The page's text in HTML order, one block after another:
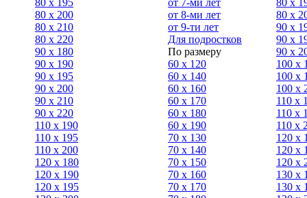
80 х 195
80 х 200
80 x 210
80 x 220
90 x 180
90 х 190
90 х 195
90 х 200
90 x 210
90 x 220
110 x 190
110 x 195
110 x 200
120 x 180
120 х 190
120 х 195
от 7-ми лет
от 8-ми лет
от 9-ти лет
Для подростков
По размеру
60 х 120
60 х 140
60 х 160
60 х 170
60 х 180
60 х 190
70 х 130
70 х 140
70 х 150
70 х 160
70 х 170
80 x
80 x
90 x
90 x
90 x
100 x
100 х
100 x
110 x
110 х
110 х
120 х
120 х
120 х
130 х
130 х